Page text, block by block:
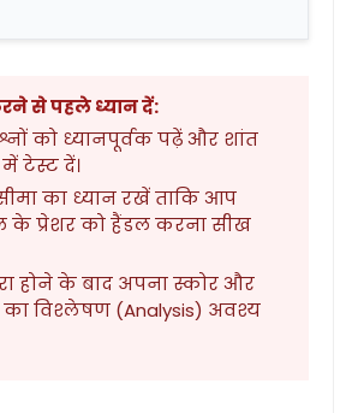
से पहले ध्यान दें:
को ध्यानपूर्वक पढ़ें और शांत
टेस्ट दें।
का ध्यान रखें ताकि आप
के प्रेशर को हैंडल करना सीख
होने के बाद अपना स्कोर और
का विश्लेषण (Analysis) अवश्य